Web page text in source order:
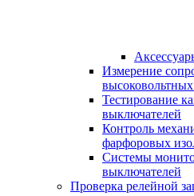
Измерение
Тестирование
выключателей
Контроль
фарфоровых
Системы
выключателей
Проверка релейной